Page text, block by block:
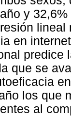
y
en
predice
que se
los que
al